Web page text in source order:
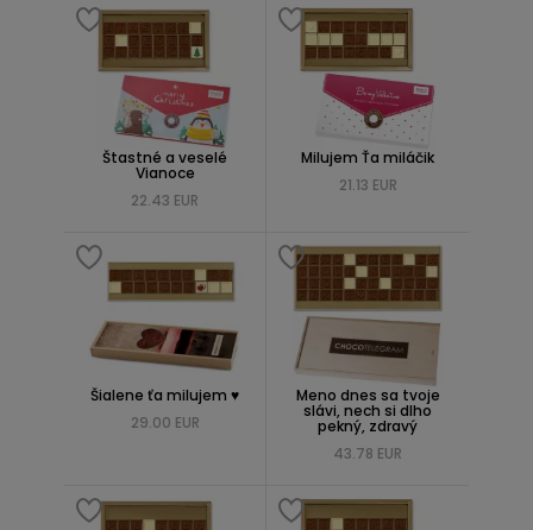
Štastné a veselé
Vianoce
22.43 EUR
Milujem Ťa miláčik
21.13 EUR
Šialene ťa milujem ♥
29.00 EUR
Meno dnes sa tvoje
slávi, nech si dlho
pekný, zdravý
43.78 EUR